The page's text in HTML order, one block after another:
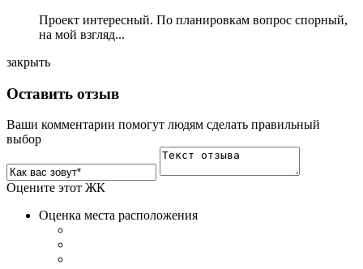
Проект интересный. По планировкам вопрос спорный,
на мой взгляд...
закрыть
Оставить отзыв
Ваши комментарии помогут людям сделать правильный
выбор
Оцените этот ЖК
Оценка места расположения